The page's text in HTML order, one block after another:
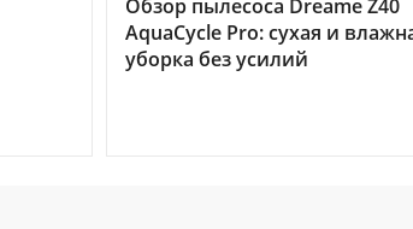
Обзор пылесоса Dreame Z40
AquaCycle Pro: сухая и
уборка без усилий